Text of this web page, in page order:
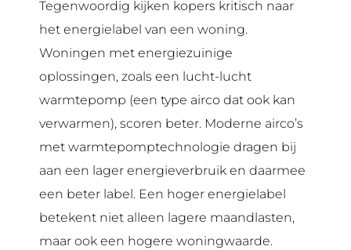
Tegenwoordig kijken kopers kritisch naar
het energielabel van een woning.
Woningen met energiezuinige
oplossingen, zoals een lucht-lucht
warmtepomp (een type airco dat ook kan
verwarmen), scoren beter. Moderne airco’s
met warmtepomptechnologie dragen bij
aan een lager energieverbruik en daarmee
een beter label. Een hoger energielabel
betekent niet alleen lagere maandlasten,
maar ook een hogere woningwaarde.